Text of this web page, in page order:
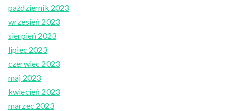
październik 2023
wrzesień 2023
sierpień 2023
lipiec 2023
czerwiec 2023
maj 2023
kwiecień 2023
marzec 2023